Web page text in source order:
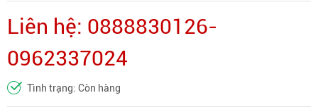
Liên hệ: 0888830126-
0962337024
Tình trạng: Còn hàng